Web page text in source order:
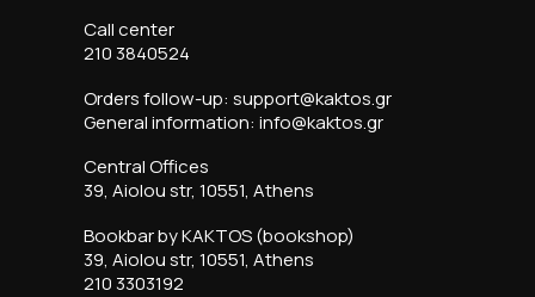
Call center
210 3840524
Orders follow-up: support@kaktos.gr
General information: info@kaktos.gr
Central Offices
39, Aiolou str, 10551, Athens
Bookbar by KAKTOS (bookshop)
39, Aiolou str, 10551, Athens
210 3303192